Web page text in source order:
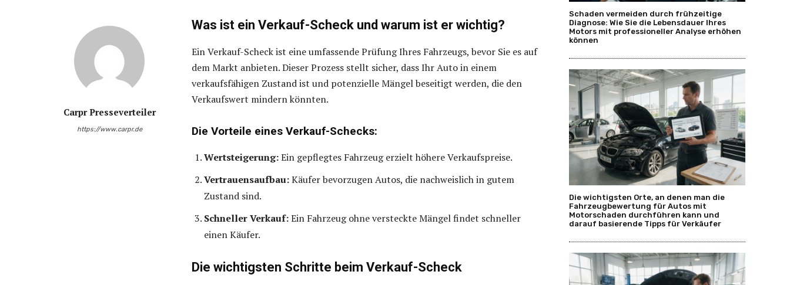
Carpr Presseverteiler
https://www.carpr.de
Was ist ein Verkauf-Scheck und warum ist er wichtig?
Ein Verkauf-Scheck ist eine umfassende Prüfung Ihres Fahrzeugs, bevor Sie es auf
dem Markt anbieten. Dieser Prozess stellt sicher, dass Ihr Auto in einem
verkaufsfähigen Zustand ist und potenzielle Mängel beseitigt werden, die den
Verkaufswert mindern könnten.
Die Vorteile eines Verkauf-Schecks:
Wertsteigerung:Ein gepflegtes Fahrzeug erzielt höhere Verkaufspreise.
Vertrauensaufbau:Käufer bevorzugen Autos, die nachweislich in gutem
Zustand sind.
Schneller Verkauf:Ein Fahrzeug ohne versteckte Mängel findet schneller
einen Käufer.
Die wichtigsten Schritte beim Verkauf-Scheck
Schaden vermeiden durch frühzeitige
Diagnose: Wie Sie die Lebensdauer Ihres
Motors mit professioneller Analyse erhöhen
können
Die wichtigsten Orte, an denen man die
Fahrzeugbewertung für Autos mit
Motorschaden durchführen kann und
darauf basierende Tipps für Verkäufer